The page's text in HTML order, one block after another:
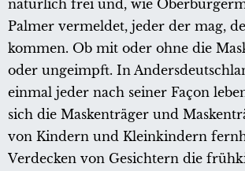
natürlich frei und, wie
Palmer vermeldet, jeder der mag,
kommen. Ob mit oder ohne die
oder ungeimpft. In
einmal jeder nach seiner Façon
sich die Maskenträger und
von Kindern und Kleinkindern
Verdecken von Gesichtern die